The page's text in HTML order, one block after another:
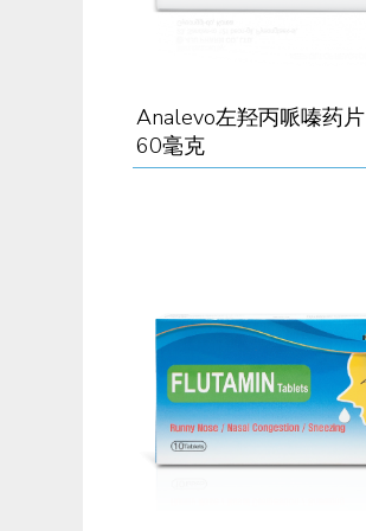
Analevo左羟丙哌嗪药片
60毫克